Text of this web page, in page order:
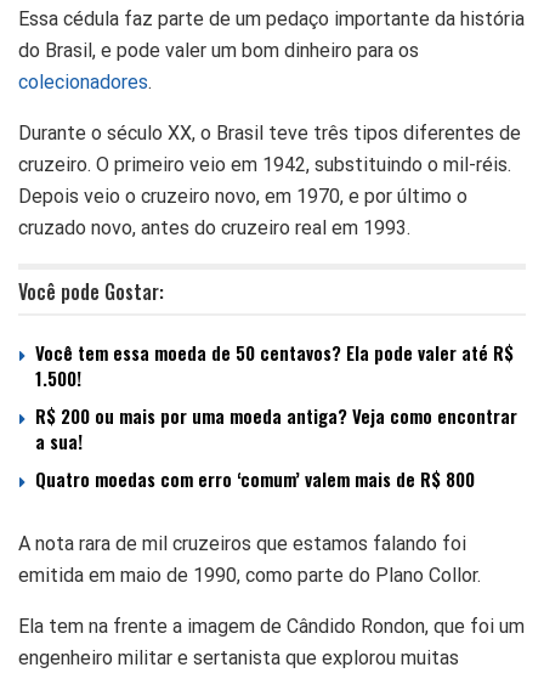
Essa cédula faz parte de um pedaço importante da história
do Brasil, e pode valer um bom dinheiro para os
colecionadores.
Durante o século XX, o Brasil teve três tipos diferentes de
cruzeiro. O primeiro veio em 1942, substituindo o mil-réis.
Depois veio o cruzeiro novo, em 1970, e por último o
cruzado novo, antes do cruzeiro real em 1993.
Você pode Gostar:
Você tem essa moeda de 50 centavos? Ela pode valer até R$
1.500!
R$ 200 ou mais por uma moeda antiga? Veja como encontrar
a sua!
Quatro moedas com erro ‘comum’ valem mais de R$ 800
A nota rara de mil cruzeiros que estamos falando foi
emitida em maio de 1990, como parte do Plano Collor.
Ela tem na frente a imagem de Cândido Rondon, que foi um
engenheiro militar e sertanista que explorou muitas